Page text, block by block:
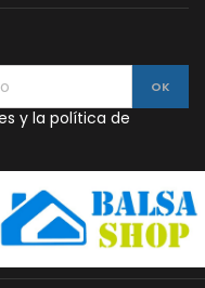
y la política de